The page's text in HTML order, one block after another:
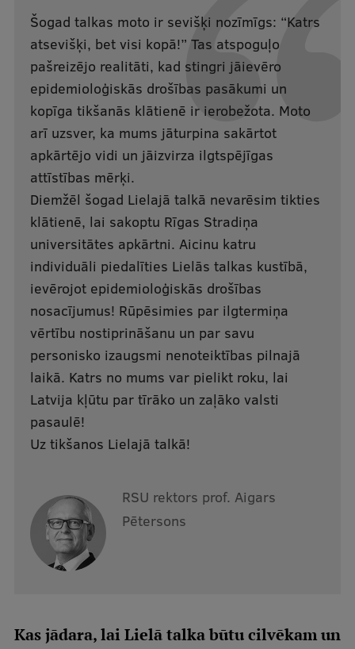
Mūsu cilvēki
Stratēģija
Struktūra
Vēsture un tradīcijas
Identitāte
RSU fonds
Aula
Muzeji un ekspozīcijas
Ģerbonis
Projekti
Reitingi
Virtuālā tūre
Ilgtspējīga attīstība
Studiju un vides pieejamība
Suvenīri un grāmatas
Mūžizglītība
Ētikas un līdztiesības mācības
Šogad talkas moto ir sevišķi nozīmīgs: “Katrs
atsevišķi, bet visi kopā!” Tas atspoguļo
pašreizējo realitāti, kad stingri jāievēro
epidemioloģiskās drošības pasākumi un
kopīga tikšanās klātienē ir ierobežota. Moto
arī uzsver, ka mums jāturpina sakārtot
apkārtējo vidi un jāizvirza ilgtspējīgas
attīstības mērķi.
Diemžēl šogad Lielajā talkā nevarēsim tikties
klātienē, lai sakoptu Rīgas Stradiņa
universitātes apkārtni. Aicinu katru
individuāli piedalīties Lielās talkas kustībā,
ievērojot epidemioloģiskās drošības
nosacījumus! Rūpēsimies par ilgtermiņa
vērtību nostiprināšanu un par savu
personisko izaugsmi nenoteiktības pilnajā
laikā. Katrs no mums var pielikt roku, lai
Latvija kļūtu par tīrāko un zaļāko valsti
pasaulē!
Uz tikšanos Lielajā talkā!
RSU rektors prof. Aigars
Pētersons
Kas jādara, lai Lielā talka būtu cilvēkam un